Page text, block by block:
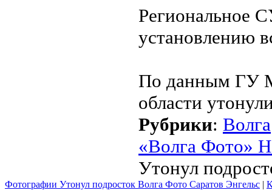
Региональное
установлению
По данным ГУ
области
Рубрики: Волга
«Волга Фото»
Утонул
Фотографии Утонул подросток Волга Фото Саратов Энгельс |